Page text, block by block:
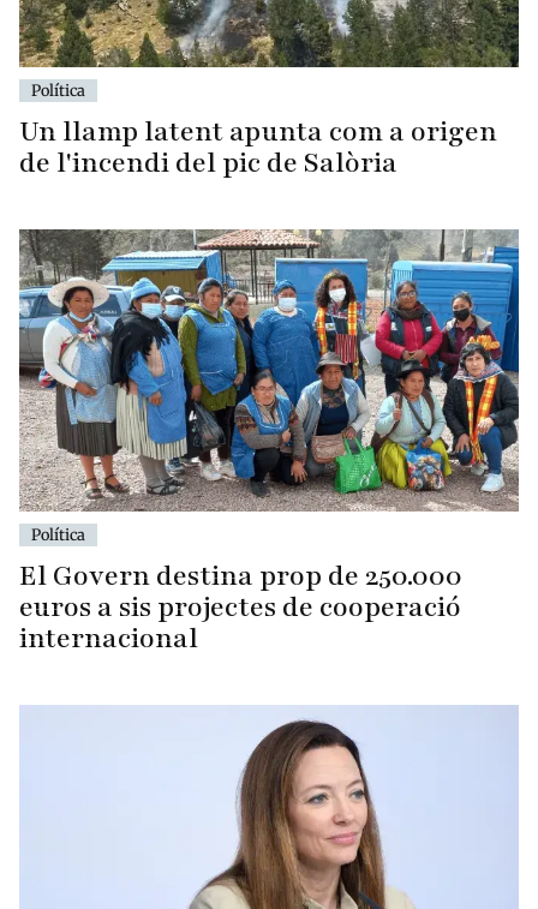
Política
Un llamp latent apunta com a origen
de l'incendi del pic de Salòria
Política
El Govern destina prop de 250.000
euros a sis projectes de cooperació
internacional